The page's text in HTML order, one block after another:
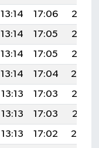
13:14 17:06
20:18
13:14 17:05
20:17
13:14 17:05
20:15
13:14 17:04
20:14
13:13 17:03
20:13
13:13 17:03
20:11
13:13 17:02
20:10